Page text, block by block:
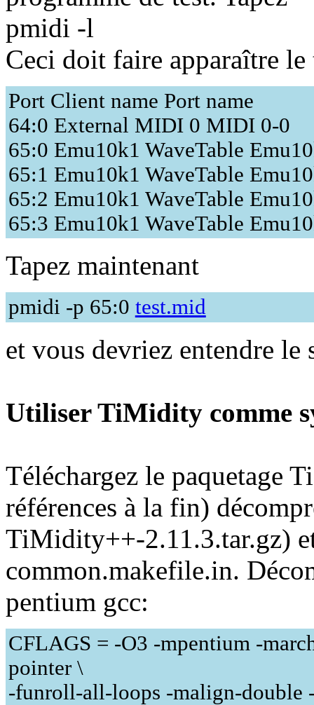
pmidi -l
Ceci doit faire apparaître
Port Client name Port name
64:0 External MIDI 0 MIDI 0-0
65:0 Emu10k1 WaveTable
65:1 Emu10k1 WaveTable
65:2 Emu10k1 WaveTable
65:3 Emu10k1 WaveTable
Tapez maintenant
pmidi -p 65:0 test.mid
et vous devriez entendre
Utiliser TiMidity comme
Téléchargez le paquetage
références à la fin)
TiMidity++-2.11.3.tar.gz)
common.makefile.in.
pentium gcc:
CFLAGS = -O3 -mpentium -
pointer \
-funroll-all-loops -malign-double